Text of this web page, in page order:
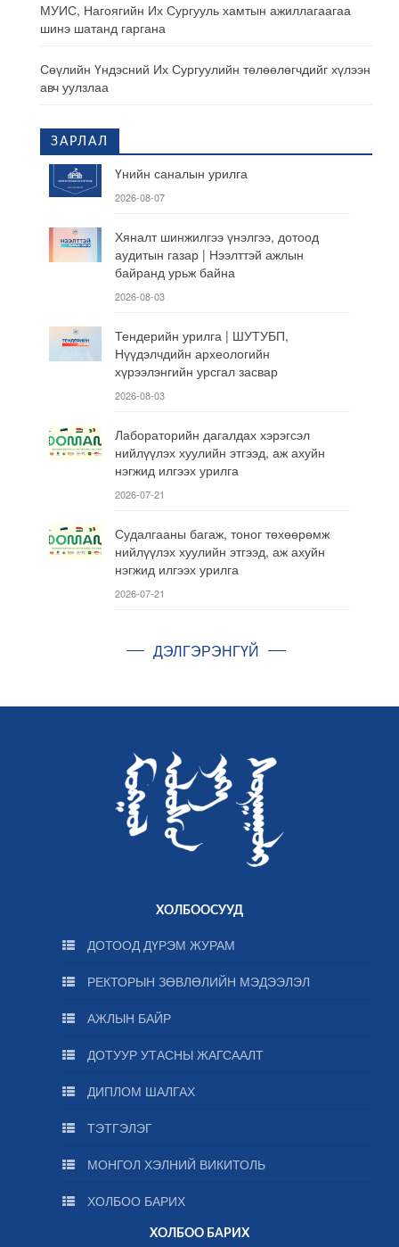
МУИС, Нагоягийн Их Сургууль хамтын ажиллагаагаа
шинэ шатанд гаргана
Сөүлийн Үндэсний Их Сургуулийн төлөөлөгчдийг хүлээн
авч уулзлаа
ЗАРЛАЛ
Үнийн саналын урилга
2026-08-07
Хяналт шинжилгээ үнэлгээ, дотоод
аудитын газар | Нээлттэй ажлын
байранд урьж байна
2026-08-03
Тендерийн урилга | ШУТУБП,
Нүүдэлчдийн археологийн
хүрээлэнгийн урсгал засвар
2026-08-03
Лабораторийн дагалдах хэрэгсэл
нийлүүлэх хуулийн этгээд, аж ахуйн
нэгжид илгээх урилга
2026-07-21
Судалгааны багаж, тоног төхөөрөмж
нийлүүлэх хуулийн этгээд, аж ахуйн
нэгжид илгээх урилга
2026-07-21
ДЭЛГЭРЭНГҮЙ
ХОЛБООСУУД
ДОТООД ДҮРЭМ ЖУРАМ
РЕКТОРЫН ЗӨВЛӨЛИЙН МЭДЭЭЛЭЛ
АЖЛЫН БАЙР
ДОТУУР УТАСНЫ ЖАГСААЛТ
ДИПЛОМ ШАЛГАХ
ТЭТГЭЛЭГ
МОНГОЛ ХЭЛНИЙ ВИКИТОЛЬ
ХОЛБОО БАРИХ
ХОЛБОО БАРИХ